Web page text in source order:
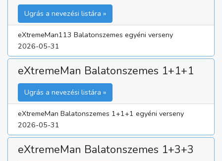
Ugrás a nevezési listára »
eXtremeMan113 Balatonszemes egyéni verseny
2026-05-31
eXtremeMan Balatonszemes 1+1+1
Ugrás a nevezési listára »
eXtremeMan Balatonszemes 1+1+1 egyéni verseny
2026-05-31
eXtremeMan Balatonszemes 1+3+3